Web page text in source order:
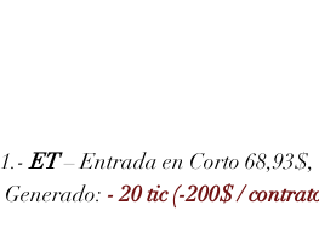
1.- ET – Entrada en Corto 68,93$,
Generado: - 20 tic (-200$ /